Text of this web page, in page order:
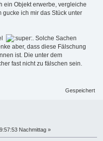
ein Objekt erwerbe, vergleiche
ich mir das Stück unter
. Solche Sachen
aber, dass diese Fälschung
ist. Die unter dem
fast nicht zu fälschen sein.
Gespeichert
Nachmittag »